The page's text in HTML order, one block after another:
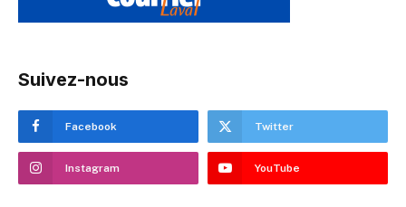
Suivez-nous
Facebook Twitter
Instagram YouTube